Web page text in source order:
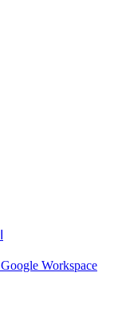
خدمات البريد الالكتروني المتقدم Google Workspace